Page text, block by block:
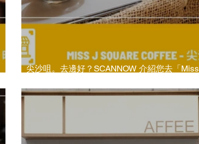
尖沙咀。去邊好？SCANNOW 介紹您去「Miss